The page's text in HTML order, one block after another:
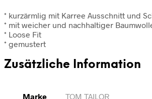
* kurzärmlig mit Karree Ausschnitt und
* mit weicher und nachhaltiger
* Loose Fit
* gemustert
Zusätzliche Information
Marke TOM TAILOR